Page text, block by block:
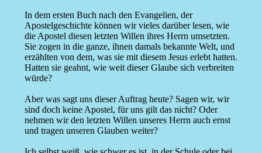
In dem ersten Buch nach den Evangelien, der
Apostelgeschichte können wir vieles darüber lesen, wie
die Apostel diesen letzten Willen ihres Herrn umsetzten.
Sie zogen in die ganze, ihnen damals bekannte Welt, und
erzählten von dem, was sie mit diesem Jesus erlebt hatten.
Hatten sie geahnt, wie weit dieser Glaube sich verbreiten
würde?
Aber was sagt uns dieser Auftrag heute? Sagen wir, wir
sind doch keine Apostel, für uns gilt das nicht? Oder
nehmen wir den letzten Willen unseres Herrn auch ernst
und tragen unseren Glauben weiter?